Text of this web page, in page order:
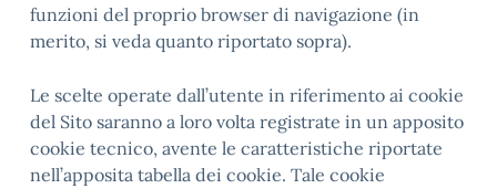
funzioni del proprio browser di navigazione (in
merito, si veda quanto riportato sopra).
Le scelte operate dall’utente in riferimento ai cookie
del Sito saranno a loro volta registrate in un apposito
cookie tecnico, avente le caratteristiche riportate
nell’apposita tabella dei cookie. Tale cookie